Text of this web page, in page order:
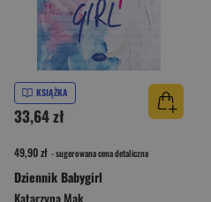
KSIĄŻKA
33,64 zł
49,90 zł - sugerowana cena detaliczna
Dziennik Babygirl
Katarzyna Mak